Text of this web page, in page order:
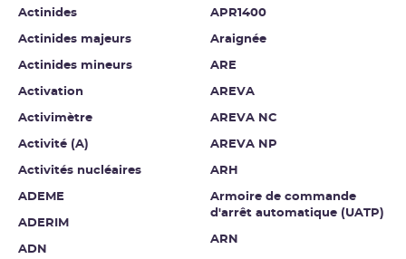
Actinides
Actinides majeurs
Actinides mineurs
Activation
Activimètre
Activité (A)
Activités nucléaires
ADEME
ADERIM
ADN
APR1400
Araignée
ARE
AREVA
AREVA NC
AREVA NP
ARH
Armoire de commande
d'arrêt automatique (UATP)
ARN